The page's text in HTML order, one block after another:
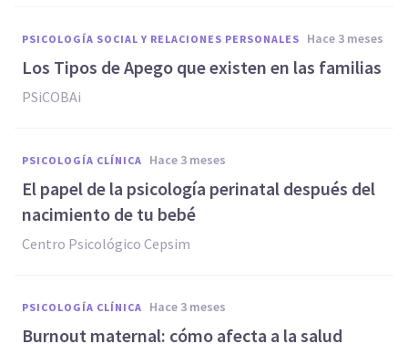
PSICOLOGÍA SOCIAL Y RELACIONES PERSONALES hace 3 meses
Los Tipos de Apego que existen en las familias
PSiCOBAi
PSICOLOGÍA CLÍNICA hace 3 meses
El papel de la psicología perinatal después del
nacimiento de tu bebé
Centro Psicológico Cepsim
PSICOLOGÍA CLÍNICA hace 3 meses
Burnout maternal: cómo afecta a la salud